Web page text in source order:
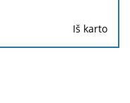
Iš karto